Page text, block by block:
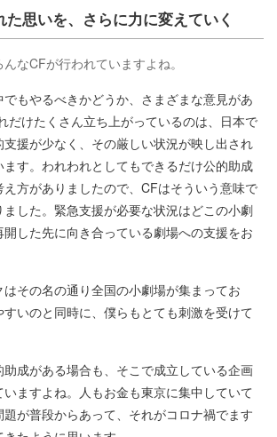
思いを、さらに力に変えていく
なCFが行われていますよね。
もやるべきかどうか、さまざまな意見があ
だけたくさん立ち上がっているのは、日本で
援が少なく、その厳しい状況が映し出され
す。われわれとしてもできるだけ公的助成
方がありましたので、CFはそういう意味で
ました。緊急支援が必要な状況はどこの小劇
した先に向き合っている劇場への支援をお
その名の通り全国の小劇場が集まってお
すいのと同時に、僕らもとても刺激を受けて
成がある場合も、そこで成立している企画
ますよね。人もお金も東京に集中していて
が普段からあって、それがコロナ禍でます